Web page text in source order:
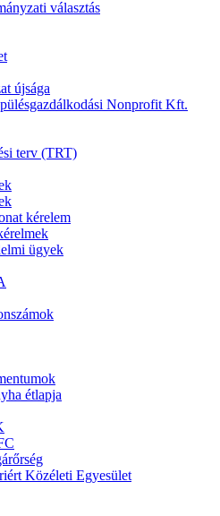
választás
újsága
Nonprofit Kft.
terv (TRT)
kérelem
ügyek
étlapja
Közéleti Egyesület